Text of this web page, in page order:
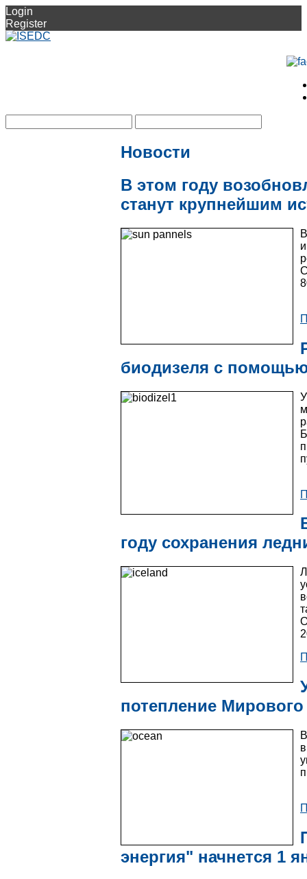
Login
Register
Новости
В этом году
станут крупнейшим
биодизеля с
году сохранения
потепление Мирового
энергия" начнется 1